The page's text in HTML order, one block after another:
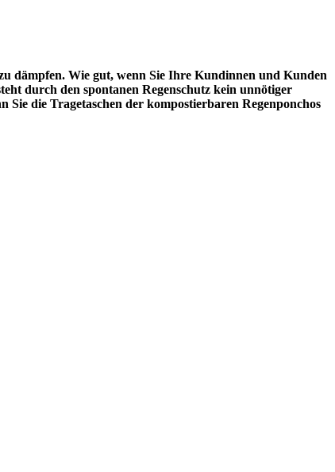
dämpfen. Wie gut, wenn Sie Ihre Kundinnen und Kunden
durch den spontanen Regenschutz kein unnötiger
die Tragetaschen der kompostierbaren Regenponchos